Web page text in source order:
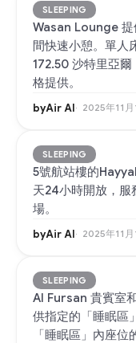
SLEEPING
Wasan Lounge 提
間快速小憩。單人
172.50 沙特里亞
格提供。
byAir AI 2025年11月
SLEEPING
5號航站樓的
天24小時開放，服
場。
byAir AI 2025年11月
SLEEPING
Al Fursan 貴賓室
供指定的「睡眠區
「睡眠區」內座